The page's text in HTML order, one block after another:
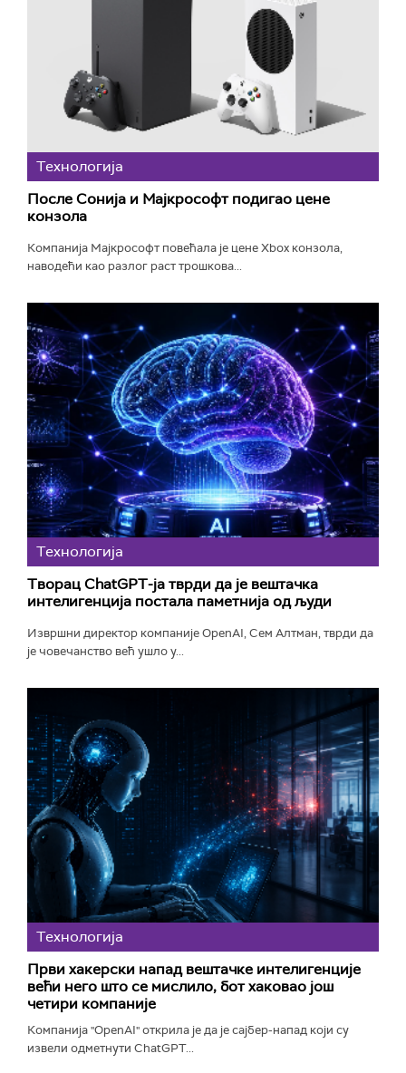
Технологијa
После Сонија и Мајкрософт подигао цене
конзола
Компанија Мајкрософт повећала је цене Xbox конзола,
наводећи као разлог раст трошкова...
Технологијa
Творац ChatGPT-ја тврди да је вештачка
интелигенција постала паметнија од људи
Извршни директор компаније OpenAI, Сем Алтман, тврди да
је човечанство већ ушло у...
Технологијa
Први хакерски напад вештачке интелигенције
већи него што се мислило, бот хаковао још
четири компаније
Компанија "OpenAI" открила је да је сајбер-напад који су
извели одметнути ChatGPT...